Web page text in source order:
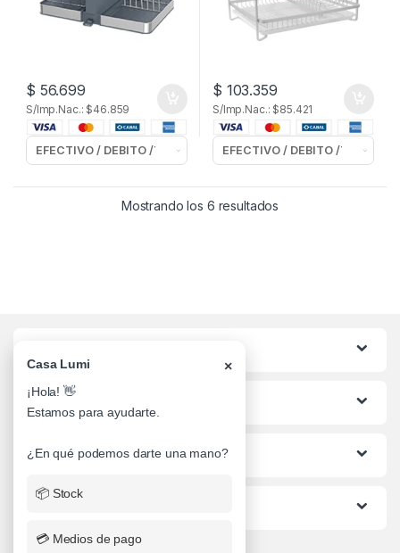
$ 56.699
S/Imp.Nac.: $46.859
$ 103.359
S/Imp.Nac.: $85.421
Mostrando los 6 resultados
Informacion al Cliente
Casa Lumi ×
¡Hola! 👋
Estamos para ayudarte.
¿En qué podemos darte una mano?
📦 Stock
💳 Medios de pago